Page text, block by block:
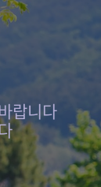
랍니다